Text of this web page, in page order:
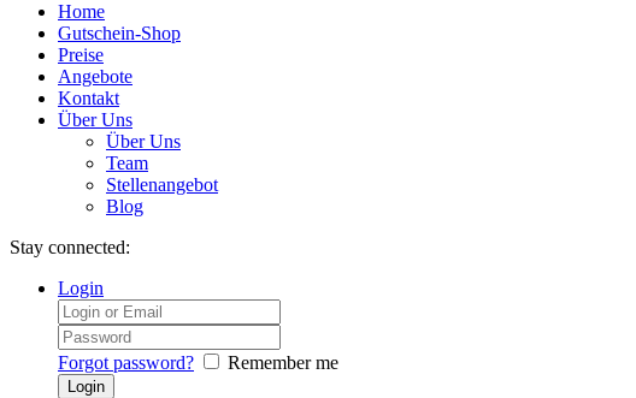
Home
Gutschein-Shop
Preise
Angebote
Kontakt
Über Uns
Über Uns
Team
Stellenangebot
Blog
Stay connected:
Login
Forgot password? Remember me